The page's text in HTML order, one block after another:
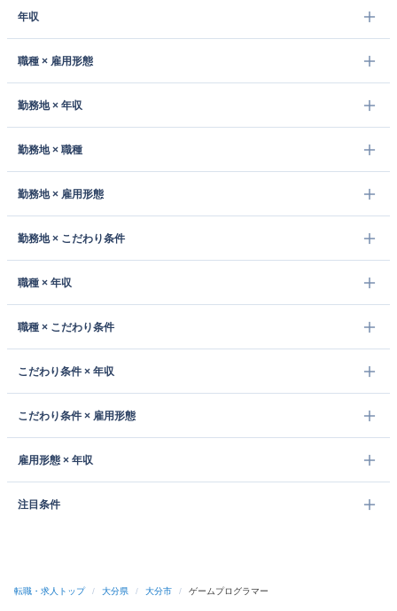
年収
職種 × 雇用形態
勤務地 × 年収
勤務地 × 職種
勤務地 × 雇用形態
勤務地 × こだわり条件
職種 × 年収
職種 × こだわり条件
こだわり条件 × 年収
こだわり条件 × 雇用形態
雇用形態 × 年収
注目条件
転職・求人トップ / 大分県 / 大分市 / ゲームプログラマー